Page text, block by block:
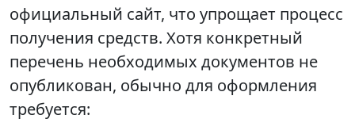
официальный сайт, что упрощает процесс
получения средств. Хотя конкретный
перечень необходимых документов не
опубликован, обычно для оформления
требуется: